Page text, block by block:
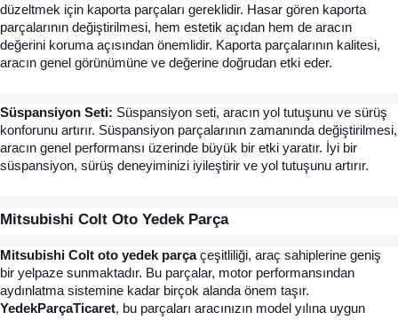
düzeltmek için kaporta parçaları gereklidir. Hasar gören kaporta
parçalarının değiştirilmesi, hem estetik açıdan hem de aracın
değerini koruma açısından önemlidir. Kaporta parçalarının kalitesi,
aracın genel görünümüne ve değerine doğrudan etki eder.
Süspansiyon Seti: Süspansiyon seti, aracın yol tutuşunu ve sürüş
konforunu artırır. Süspansiyon parçalarının zamanında değiştirilmesi,
aracın genel performansı üzerinde büyük bir etki yaratır. İyi bir
süspansiyon, sürüş deneyiminizi iyileştirir ve yol tutuşunu artırır.
Mitsubishi Colt Oto Yedek Parça
Mitsubishi Colt oto yedek parça çeşitliliği, araç sahiplerine geniş
bir yelpaze sunmaktadır. Bu parçalar, motor performansından
YedekParçaTicaret, bu parçaları aracınızın model yılına uygun